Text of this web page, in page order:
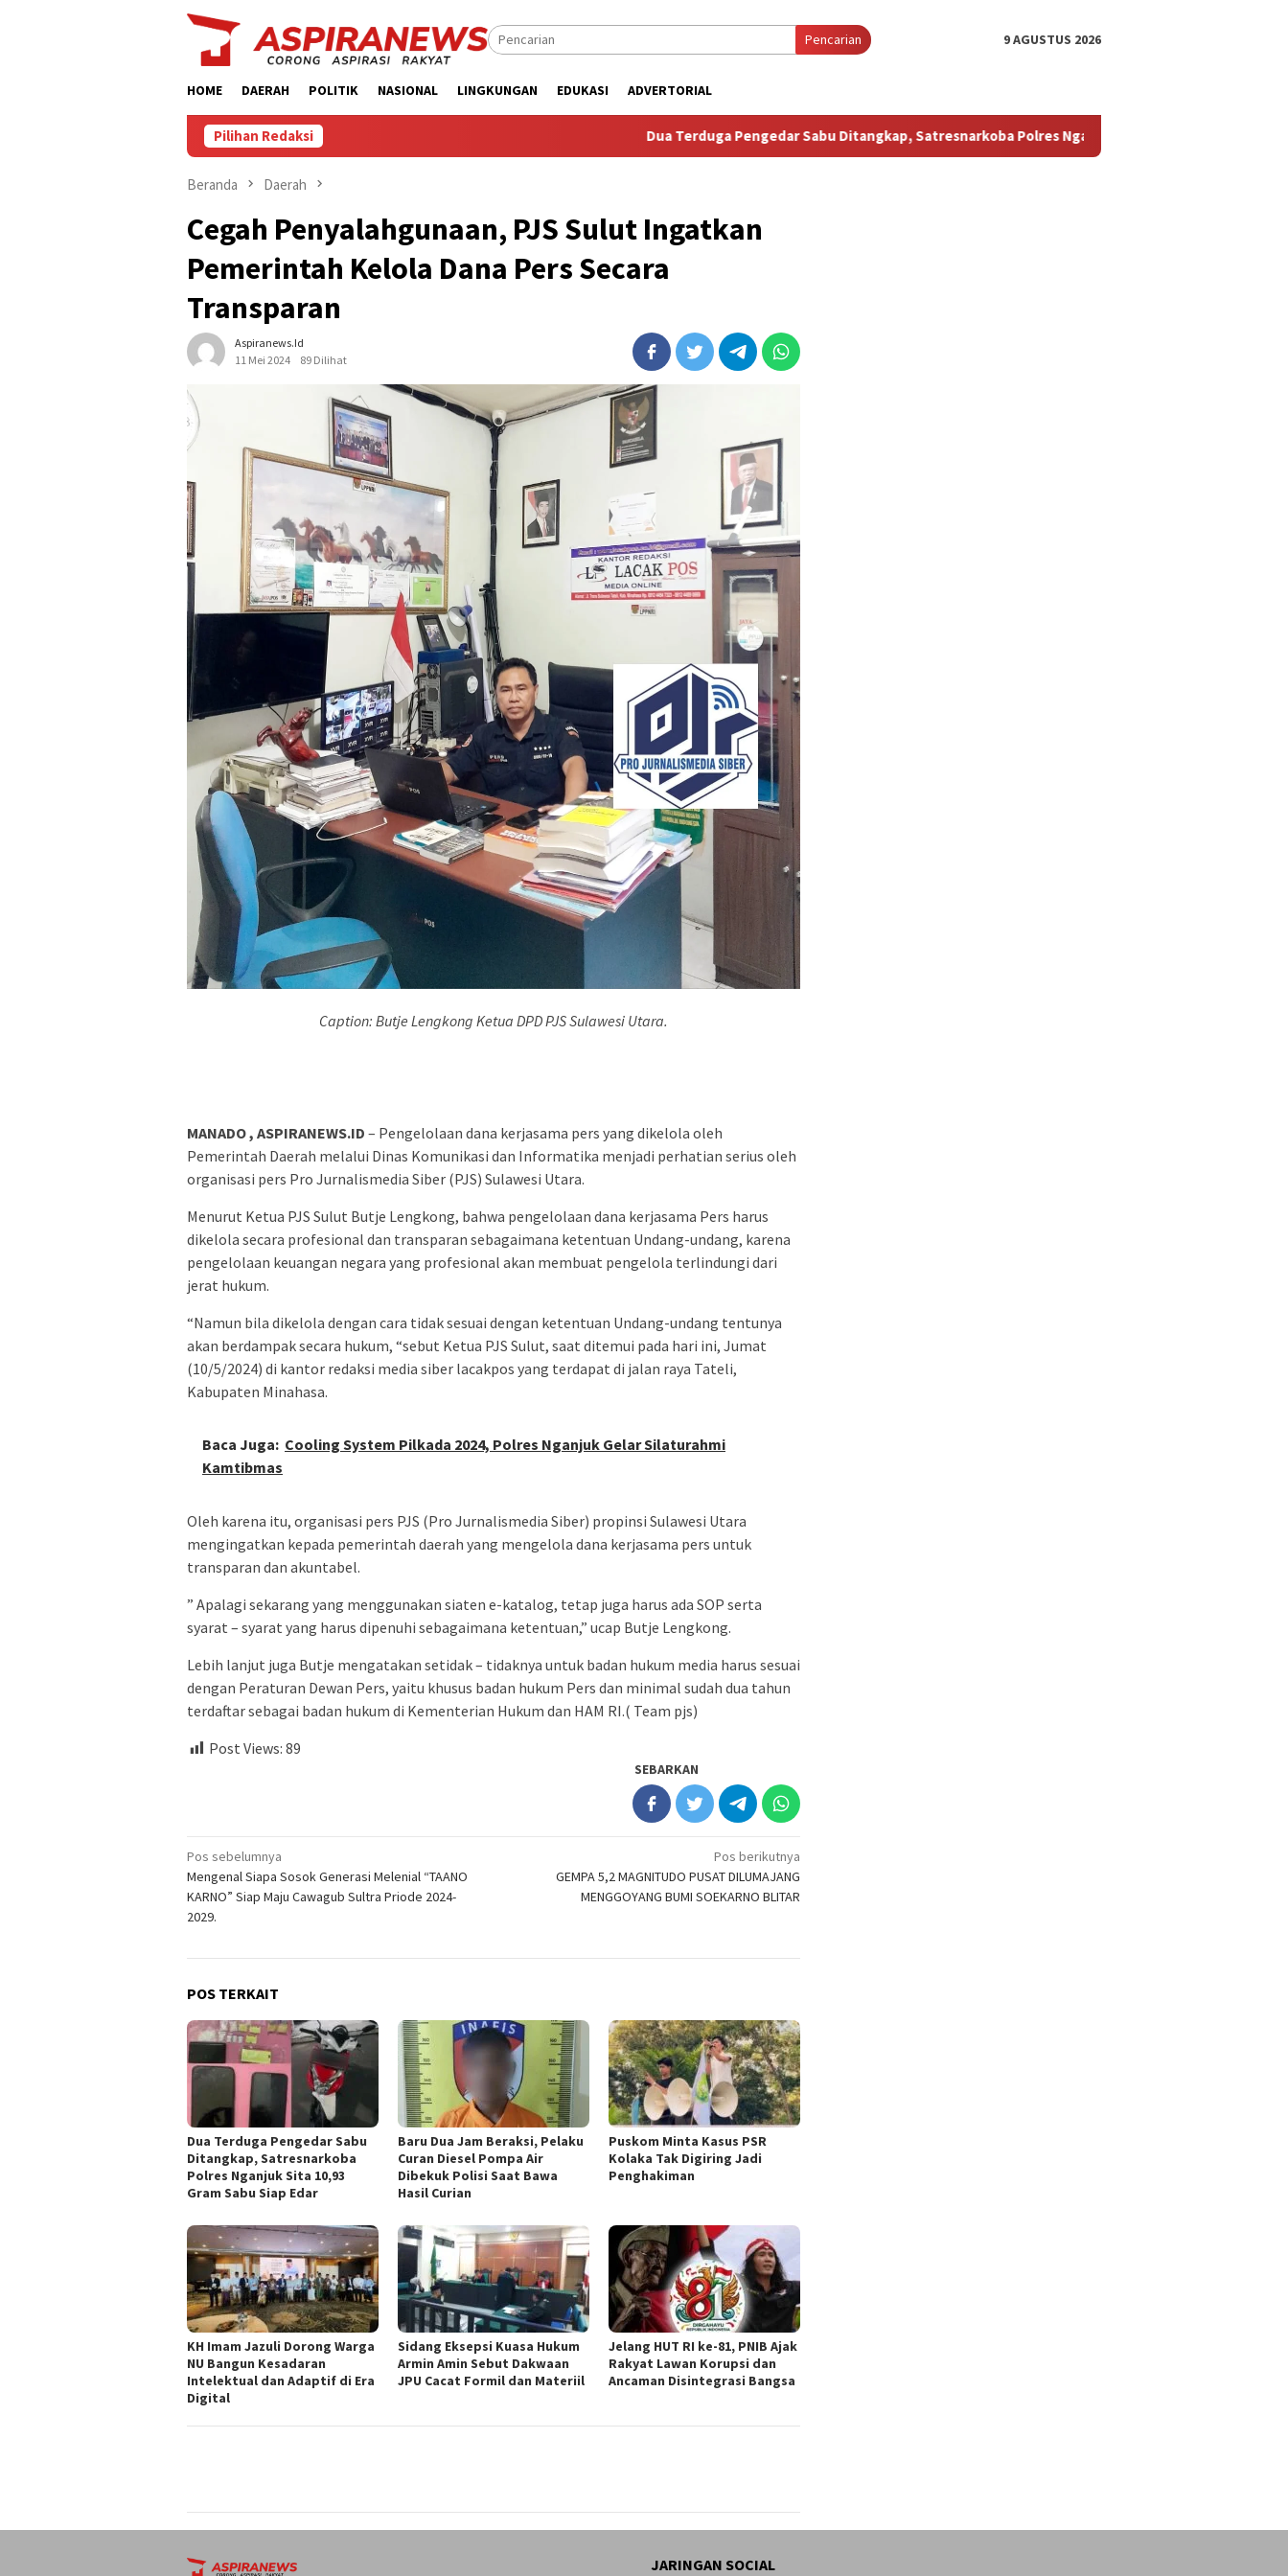
Pencarian 9 AGUSTUS 2026
HOME DAERAH POLITIK NASIONAL LINGKUNGAN EDUKASI ADVERTORIAL
Pilihan Redaksi Dua Terduga Pengedar Sabu Ditangkap, Satresnarkoba Polres Nganjuk Sita 10,93 Gram Sabu Siap Edar
Beranda Daerah
Cegah Penyalahgunaan, PJS Sulut Ingatkan
Pemerintah Kelola Dana Pers Secara
Transparan
Aspiranews.id
11 Mei 2024
89 Dilihat
Caption: Butje Lengkong Ketua DPD PJS Sulawesi Utara.
MANADO , ASPIRANEWS.ID – Pengelolaan dana kerjasama pers yang dikelola oleh
Pemerintah Daerah melalui Dinas Komunikasi dan Informatika menjadi perhatian serius oleh
organisasi pers Pro Jurnalismedia Siber (PJS) Sulawesi Utara.
Menurut Ketua PJS Sulut Butje Lengkong, bahwa pengelolaan dana kerjasama Pers harus
dikelola secara profesional dan transparan sebagaimana ketentuan Undang-undang, karena
pengelolaan keuangan negara yang profesional akan membuat pengelola terlindungi dari
jerat hukum.
“Namun bila dikelola dengan cara tidak sesuai dengan ketentuan Undang-undang tentunya
akan berdampak secara hukum, “sebut Ketua PJS Sulut, saat ditemui pada hari ini, Jumat
(10/5/2024) di kantor redaksi media siber lacakpos yang terdapat di jalan raya Tateli,
Kabupaten Minahasa.
Baca Juga: Cooling System Pilkada 2024, Polres Nganjuk Gelar Silaturahmi
Kamtibmas
Oleh karena itu, organisasi pers PJS (Pro Jurnalismedia Siber) propinsi Sulawesi Utara
mengingatkan kepada pemerintah daerah yang mengelola dana kerjasama pers untuk
transparan dan akuntabel.
” Apalagi sekarang yang menggunakan siaten e-katalog, tetap juga harus ada SOP serta
syarat – syarat yang harus dipenuhi sebagaimana ketentuan,” ucap Butje Lengkong.
Lebih lanjut juga Butje mengatakan setidak – tidaknya untuk badan hukum media harus sesuai
dengan Peraturan Dewan Pers, yaitu khusus badan hukum Pers dan minimal sudah dua tahun
terdaftar sebagai badan hukum di Kementerian Hukum dan HAM RI.( Team pjs)
Post Views: 89
SEBARKAN
Navigasi
pos
Pos sebelumnya
Mengenal Siapa Sosok Generasi Melenial “TAANO
KARNO” Siap Maju Cawagub Sultra Priode 2024-
2029.
Pos berikutnya
GEMPA 5,2 MAGNITUDO PUSAT DILUMAJANG
MENGGOYANG BUMI SOEKARNO BLITAR
POS TERKAIT
Dua Terduga Pengedar Sabu
Ditangkap, Satresnarkoba
Polres Nganjuk Sita 10,93
Gram Sabu Siap Edar
Baru Dua Jam Beraksi, Pelaku
Curan Diesel Pompa Air
Dibekuk Polisi Saat Bawa
Hasil Curian
‎Puskom Minta Kasus PSR
Kolaka Tak Digiring Jadi
Penghakiman
KH Imam Jazuli Dorong Warga
NU Bangun Kesadaran
Intelektual dan Adaptif di Era
Digital
‎Sidang Eksepsi Kuasa Hukum
Armin Amin Sebut Dakwaan
JPU Cacat Formil dan Materiil
Jelang HUT RI ke-81, PNIB Ajak
Rakyat Lawan Korupsi dan
Ancaman Disintegrasi Bangsa
JARINGAN SOCIAL